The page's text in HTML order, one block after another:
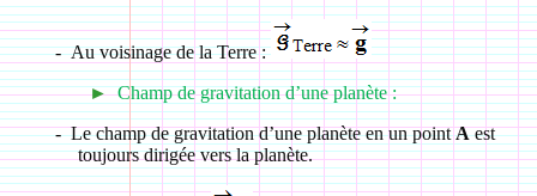
- Au voisinage de la Terre :
► Champ de gravitation d’une planète :
- Le champ de gravitation d’une planète en un pointAest
toujours dirigée vers la planète.